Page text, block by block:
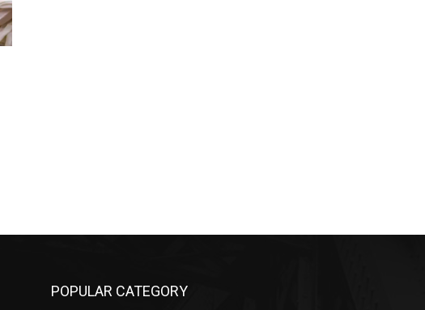
POPULAR CATEGORY